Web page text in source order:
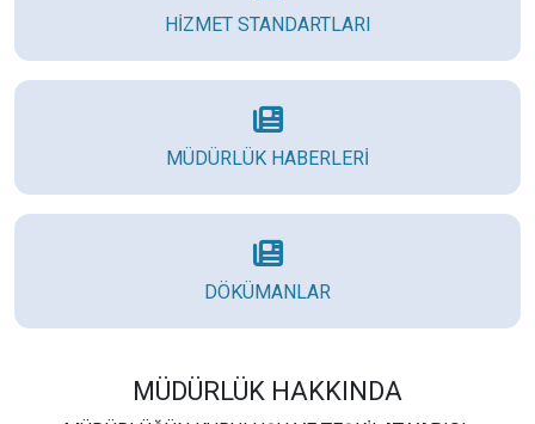
HİZMET STANDARTLARI
MÜDÜRLÜK HABERLERİ
DÖKÜMANLAR
MÜDÜRLÜK HAKKINDA